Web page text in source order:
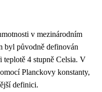
v mezinárodním
byl původně definován
4 stupně Celsia. V
Planckovy konstanty,
definici.